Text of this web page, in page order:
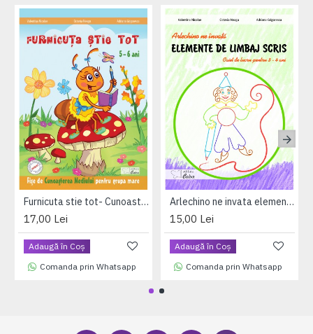
Furnicuta stie tot- Cunoasterea mediului 5-6 ani
17,00 Lei
Adaugă în Coş
Comanda prin Whatsapp
Arlechino ne invata elemente de limbaj scris - caiet de lucru pentru 3-4 ani
15,00 Lei
Adaugă în Coş
Comanda prin Whatsapp